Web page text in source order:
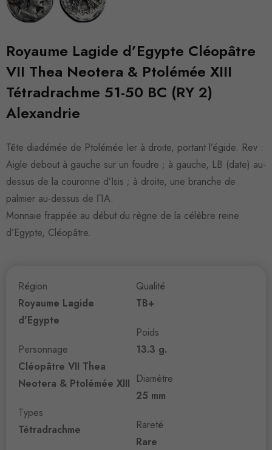
Royaume Lagide d’Egypte Cléopâtre
VII Thea Neotera & Ptolémée XIII
Tétradrachme 51-50 BC (RY 2)
Alexandrie
Tête diadémée de Ptolémée Ier à droite, portant l’égide. Rev :
Aigle debout à gauche sur un foudre ; à gauche, LB (date) au-
dessus de la couronne d’Isis ; à droite, une branche de
palmier au-dessus de ΠA.
Monnaie frappée au début du règne de la célèbre reine
d’Egypte, Cléopâtre.
Région
Royaume Lagide
d'Egypte
Personnage
Cléopâtre VII Thea
Neotera & Ptolémée XIII
Types
Tétradrachme
Qualité
TB+
Poids
13.3 g.
Diamètre
25 mm
Rareté
Rare